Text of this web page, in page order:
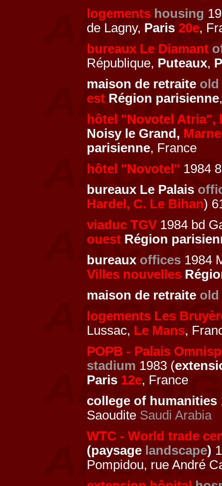
logements housing
de Lagny, Paris 20e,
bureaux Le Diamant
République, Puteaux,
maison de retraite old
est Région parisienne
hôtel "Novotel Atria",
Noisy le Grand,
parisienne, France
hôtel "Novotel" 1984
bureaux Le Palais
Hardel, C. Le Bihan)
viaduc TGV 1984 bd
ouest Région
bureaux offices 1984
Villes nouvelles
maison de retraite old
logements Les
Lussac, Le Mans,
POPB - Palais
stadium 1983 (
Paris 12e, France
college of humanities
Saoudite Saudi Arabia
WTC - World trade
(paysage landscape)
Pompidou, rue André